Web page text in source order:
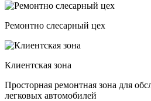
Ремонтно слесарный цех
Клиентская зона
Просторная ремонтная зона для
легковых автомобилей